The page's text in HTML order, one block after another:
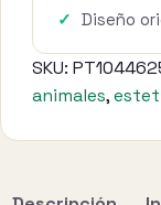
Diseño
SKU:
animales,